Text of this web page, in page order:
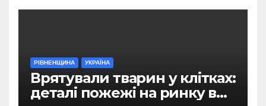
РІВНЕНЩИНА УКРАЇНА
Врятували тварин у клітках:
деталі пожежі на ринку в